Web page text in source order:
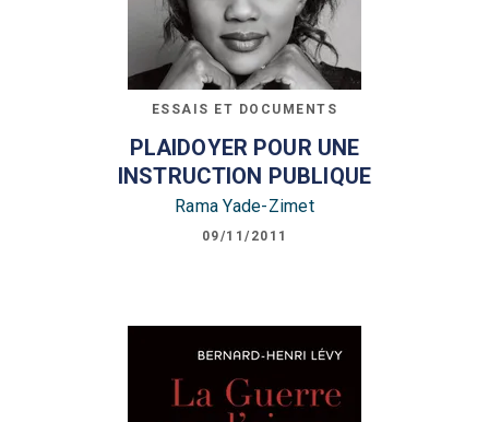
ESSAIS ET DOCUMENTS
PLAIDOYER POUR UNE
INSTRUCTION PUBLIQUE
Rama Yade-Zimet
09/11/2011